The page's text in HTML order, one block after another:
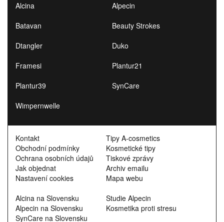
Alcina
Alpecin
Batavan
Beauty Strokes
Dtangler
Duko
Framesi
Plantur21
Plantur39
SynCare
Wimpernwelle
Kontakt
Obchodní podmínky
Ochrana osobních údajů
Jak objednat
Nastavení cookies
Alcina na Slovensku
Alpecin na Slovensku
SynCare na Slovensku
Tipy A-cosmetics
Kosmetické tipy
Tiskové zprávy
Archiv emailu
Mapa webu
Studie Alpecin
Kosmetika proti stresu